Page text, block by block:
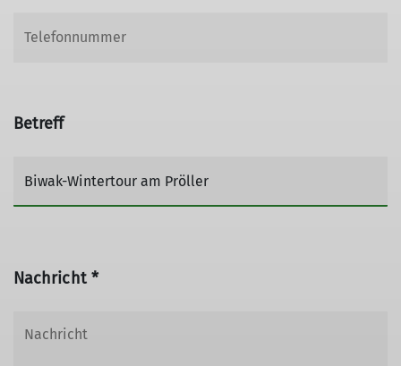
Betreff
Nachricht *